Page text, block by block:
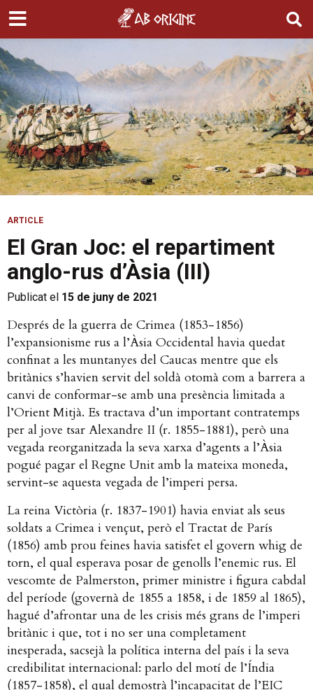
ARTICLE
El Gran Joc: el repartiment
anglo-rus d’Àsia (III)
Publicat el 15 de juny de 2021
Després de la guerra de Crimea (1853-1856)
l’expansionisme rus a l’Àsia Occidental havia quedat
confinat a les muntanyes del Caucas mentre que els
britànics s’havien servit del soldà otomà com a barrera a
canvi de conformar-se amb una presència limitada a
l’Orient Mitjà. Es tractava d’un important contratemps
per al jove tsar Alexandre II (r. 1855-1881), però una
vegada reorganitzada la seva xarxa d’agents a l’Àsia
pogué pagar el Regne Unit amb la mateixa moneda,
servint-se aquesta vegada de l’imperi persa.
La reina Victòria (r. 1837-1901) havia enviat als seus
soldats a Crimea i vençut, però el Tractat de París
(1856) amb prou feines havia satisfet el govern whig de
torn, el qual esperava posar de genolls l’enemic rus. El
vescomte de Palmerston, primer ministre i figura cabdal
del període (governà de 1855 a 1858, i de 1859 al 1865),
hagué d’afrontar una de les crisis més grans de l’imperi
britànic i que, tot i no ser una completament
inesperada, sacsejà la política interna del país i la seva
credibilitat internacional: parlo del motí de l’Índia
(1857-1858), el qual demostrà l’incapacitat de l’EIC